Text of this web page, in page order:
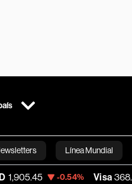
Línea Mundial
Bloomberg
-0.54% Visa 368.54 -0.28%